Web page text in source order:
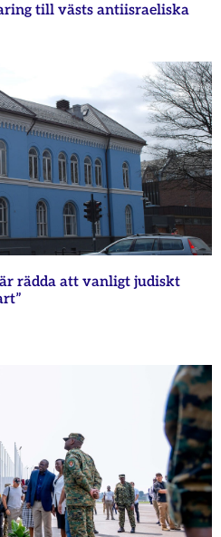
till västs antiisraeliska
rädda att vanligt judiskt